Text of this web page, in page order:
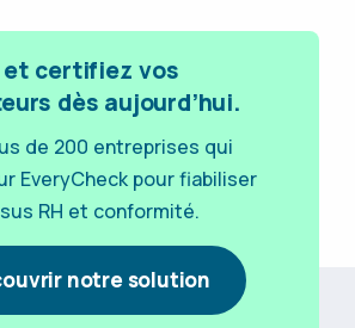
et certifiez vos
dès aujourd’hui.
de 200 entreprises qui
EveryCheck pour fiabiliser
RH et conformité.
notre solution